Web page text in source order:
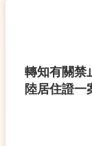
轉知有關禁
陸居住證一